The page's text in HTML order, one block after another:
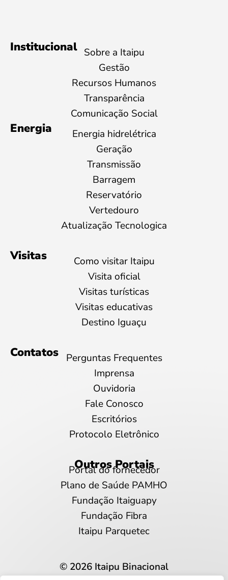
Institucional Sobre a Itaipu
Gestão
Recursos Humanos
Transparência
Comunicação Social
Energia
Energia hidrelétrica
Geração
Transmissão
Barragem
Reservatório
Vertedouro
Atualização Tecnologica
Visitas
Como visitar Itaipu
Visita oficial
Visitas turísticas
Visitas educativas
Destino Iguaçu
Contatos
Perguntas Frequentes
Imprensa
Ouvidoria
Fale Conosco
Escritórios
Protocolo Eletrônico
Outros Portais
Portal do fornecedor
Plano de Saúde PAMHO
Fundação Itaiguapy
Fundação Fibra
Itaipu Parquetec
© 2026 Itaipu Binacional